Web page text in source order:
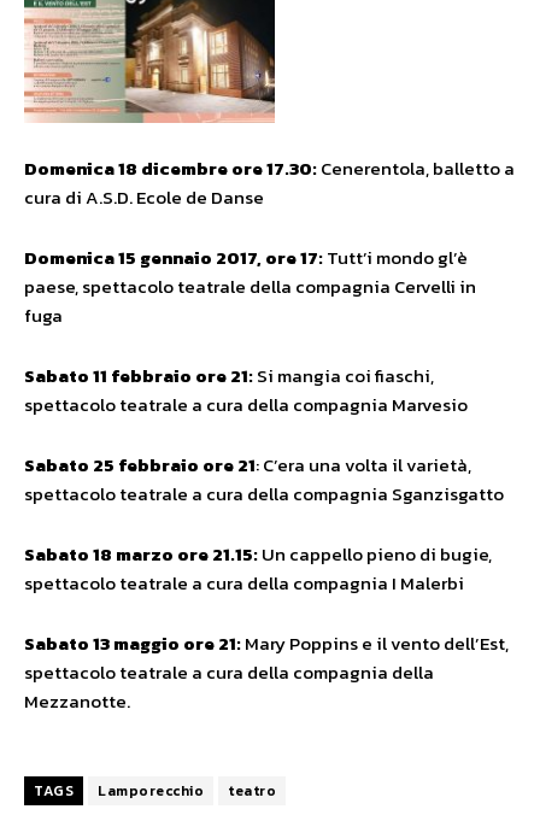
Domenica 18 dicembre ore 17.30:Cenerentola, balletto a
cura di A.S.D. Ecole de Danse
Domenica 15 gennaio 2017, ore 17:Tutt’i mondo gl’è
paese, spettacolo teatrale della compagnia Cervelli in
fuga
Sabato 11 febbraio ore 21:Si mangia coi fiaschi,
spettacolo teatrale a cura della compagnia Marvesio
Sabato 25 febbraio ore 21: C’era una volta il varietà,
spettacolo teatrale a cura della compagnia Sganzisgatto
Sabato 18 marzo ore 21.15:Un cappello pieno di bugie,
spettacolo teatrale a cura della compagnia I Malerbi
Sabato 13 maggio ore 21:Mary Poppins e il vento dell’Est,
spettacolo teatrale a cura della compagnia della
Mezzanotte.
TAGS Lamporecchio teatro